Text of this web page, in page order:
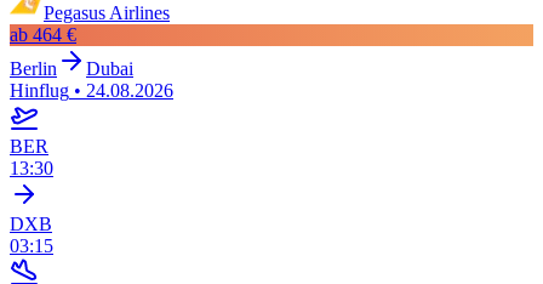
Pegasus Airlines
ab 464 €
Berlin
Dubai
Hinflug • 24.08.2026
BER
13:30
DXB
03:15